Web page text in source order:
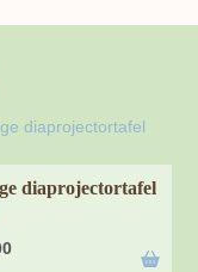
diaprojectortafel